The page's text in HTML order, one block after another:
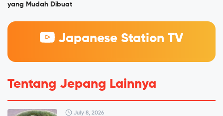
yang Mudah Dibuat
Japanese Station TV
Tentang Jepang Lainnya
July 8, 2026